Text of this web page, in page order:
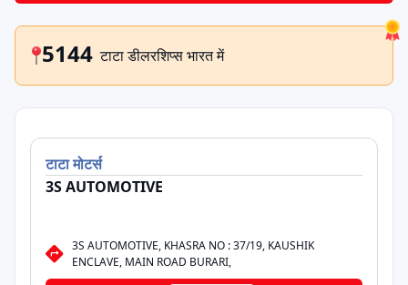
5144 टाटा डीलरशिप्स भारत में
टाटामोटर्स
3S AUTOMOTIVE
3S AUTOMOTIVE, KHASRA NO : 37/19, KAUSHIK
ENCLAVE, MAIN ROAD BURARI,